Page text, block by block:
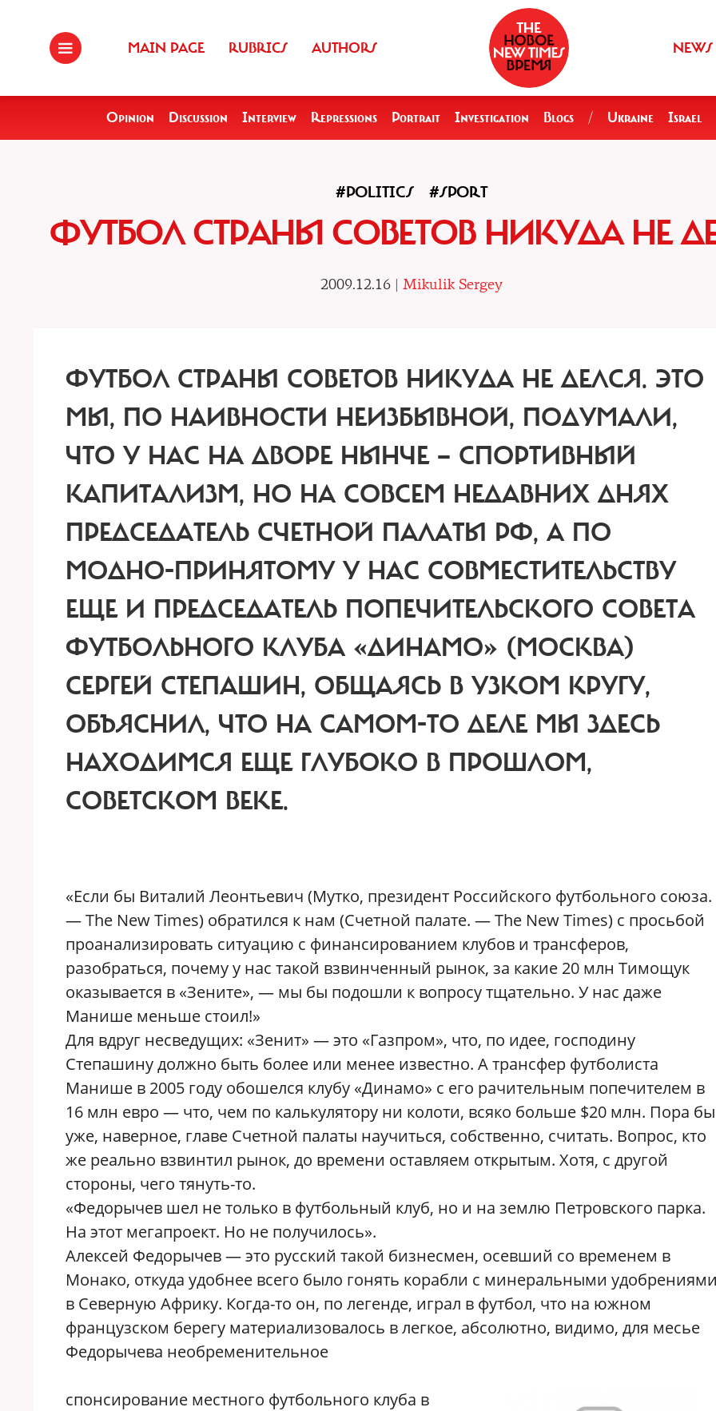
MAIN PAGE RUBRICS AUTHORS NEWS
Opinion Discussion Interview Repressions Portrait Investigation Blogs / Ukraine Israel
#POLITICS #SPORT
ФУТБОЛ СТРАНЫ СОВЕТОВ НИКУДА НЕ
2009.12.16 | Mikulik Sergey
ФУТБОЛ СТРАНЫ СОВЕТОВ НИКУДА НЕ ДЕЛСЯ. ЭТО
МЫ, ПО НАИВНОСТИ НЕИЗБЫВНОЙ, ПОДУМАЛИ,
ЧТО У НАС НА ДВОРЕ НЫНЧЕ — СПОРТИВНЫЙ
КАПИТАЛИЗМ, НО НА СОВСЕМ НЕДАВНИХ ДНЯХ
ПРЕДСЕДАТЕЛЬ СЧЕТНОЙ ПАЛАТЫ РФ, А ПО
МОДНО-ПРИНЯТОМУ У НАС СОВМЕСТИТЕЛЬСТВУ
ЕЩЕ И ПРЕДСЕДАТЕЛЬ ПОПЕЧИТЕЛЬСКОГО СОВЕТА
ФУТБОЛЬНОГО КЛУБА «ДИНАМО» (МОСКВА)
СЕРГЕЙ СТЕПАШИН, ОБЩАЯСЬ В УЗКОМ КРУГУ,
ОБЪЯСНИЛ, ЧТО НА САМОМ-ТО ДЕЛЕ МЫ ЗДЕСЬ
НАХОДИМСЯ ЕЩЕ ГЛУБОКО В ПРОШЛОМ,
СОВЕТСКОМ ВЕКЕ.
«Если бы Виталий Леонтьевич (Мутко, президент Российского футбольного союза.
— The New Times) обратился к нам (Счетной палате. — The New Times) с просьбой
проанализировать ситуацию с финансированием клубов и трансферов,
разобраться, почему у нас такой взвинченный рынок, за какие 20 млн Тимощук
оказывается в «Зените», — мы бы подошли к вопросу тщательно. У нас даже
Манише меньше стоил!»
Для вдруг несведущих: «Зенит» — это «Газпром», что, по идее, господину
Степашину должно быть более или менее известно. А трансфер футболиста
Манише в 2005 году обошелся клубу «Динамо» с его рачительным попечителем в
16 млн евро — что, чем по калькулятору ни колоти, всяко больше $20 млн. Пора бы
уже, наверное, главе Счетной палаты научиться, собственно, считать. Вопрос, кто
же реально взвинтил рынок, до времени оставляем открытым. Хотя, с другой
стороны, чего тянуть-то.
«Федорычев шел не только в футбольный клуб, но и на землю Петровского парка.
На этот мегапроект. Но не получилось».
Алексей Федорычев — это русский такой бизнесмен, осевший со временем в
Монако, откуда удобнее всего было гонять корабли с минеральными
в Северную Африку. Когда-то он, по легенде, играл в футбол, что на южном
французском берегу материализовалось в легкое, абсолютно, видимо, для месье
Федорычева необременительное
спонсирование местного футбольного клуба в